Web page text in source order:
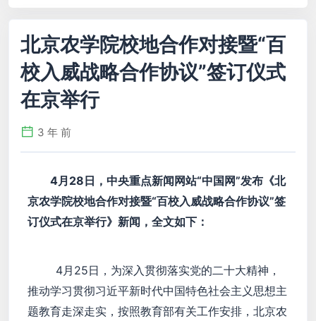
北京农学院校地合作对接暨“百
校入威战略合作协议”签订仪式
在京举行
3 年 前
4月28日，中央重点新闻网站“中国网”发布《北
京农学院校地合作对接暨“百校入威战略合作协议”签
订仪式在京举行》新闻，全文如下：
4月25日，为深入贯彻落实党的二十大精神，
推动学习贯彻习近平新时代中国特色社会主义思想主
题教育走深走实，按照教育部有关工作安排，北京农